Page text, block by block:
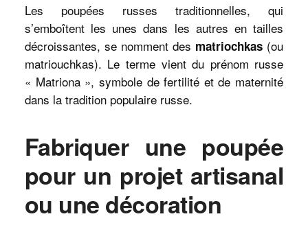
Les poupées russes traditionnelles, qui
s’emboîtent les unes dans les autres en tailles
décroissantes, se nomment des matriochkas (ou
matriouchkas). Le terme vient du prénom russe
« Matriona », symbole de fertilité et de maternité
dans la tradition populaire russe.
Fabriquer une poupée
pour un projet artisanal
ou une décoration